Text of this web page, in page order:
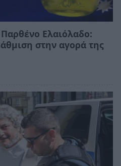
Ελαιόλαδο:
στην αγορά της